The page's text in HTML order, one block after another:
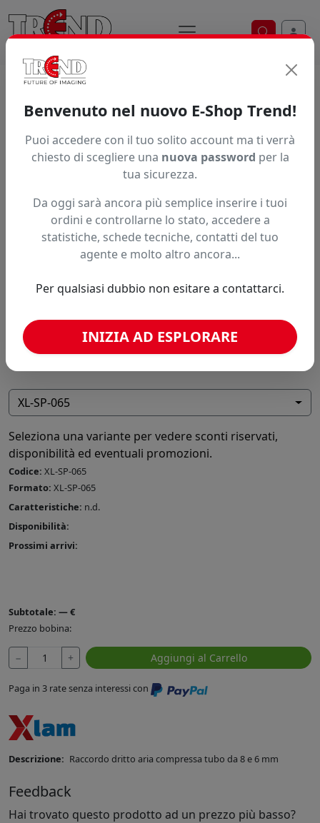
Ricerca
RACCORDO ORIGINALE XLAM
XL-SP-065
Seleziona una variante per vedere sconti riservati,
disponibilità ed eventuali promozioni.
Codice: XL-SP-065
Formato: XL-SP-065
Caratteristiche: n.d.
Disponibilità:
Prossimi arrivi:
Subtotale: —€
Prezzo bobina:
− + Aggiungi al Carrello
Paga in 3 rate senza interessi con
Descrizione: Raccordo dritto aria compressa tubo da 8 e 6 mm
Feedback
Hai trovato questo prodotto ad un prezzo più basso?
Benvenuto nel nuovo E-Shop Trend!
Puoi accedere con il tuo solito account ma ti verrà
chiesto di scegliere una nuova password per la
tua sicurezza.
Da oggi sarà ancora più semplice inserire i tuoi
ordini e controllarne lo stato, accedere a
statistiche, schede tecniche, contatti del tuo
agente e molto altro ancora...
Per qualsiasi dubbio non esitare a contattarci.
INIZIA AD ESPLORARE